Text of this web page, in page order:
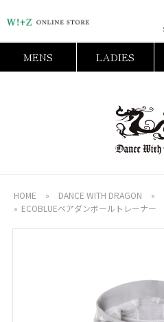
MENS LADIES
HOME » DANCE WITH DRAGON »
» ECOBLUEベアダンボールトレーナー